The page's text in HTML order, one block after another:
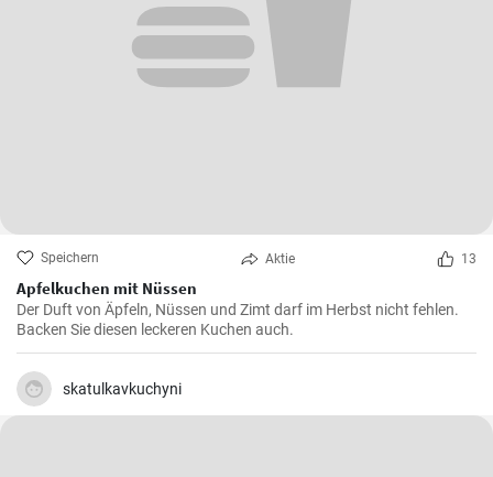
Speichern Aktie 13
Apfelkuchen mit Nüssen
Der Duft von Äpfeln, Nüssen und Zimt darf im Herbst nicht fehlen.
Backen Sie diesen leckeren Kuchen auch.
skatulkavkuchyni